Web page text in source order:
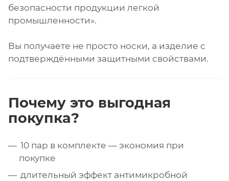
безопасности продукции легкой
промышленности».
Вы получаете не просто носки, а изделие с
подтверждёнными защитными свойствами.
Почему это выгодная
покупка?
10 пар в комплекте — экономия при
покупке
длительный эффект антимикробной